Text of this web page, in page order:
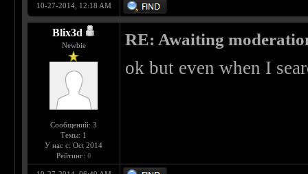
10-27-2014, 12:18 AM
Blix3d
Newbie
Сообщений: 3
Темы: 1
У нас с: Oct 2014
Рейтинг: 0
RE: Awaiting
ok but even when I